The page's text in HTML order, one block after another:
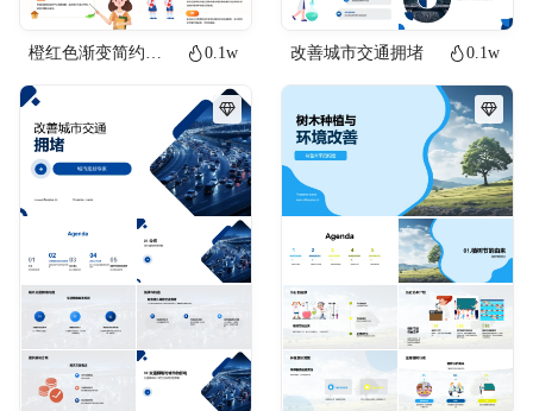
橙红色渐变简约插画风农村义务教育学生营养改善计划实施PPT公益 0.1w 改善城市交通拥堵 0.1w